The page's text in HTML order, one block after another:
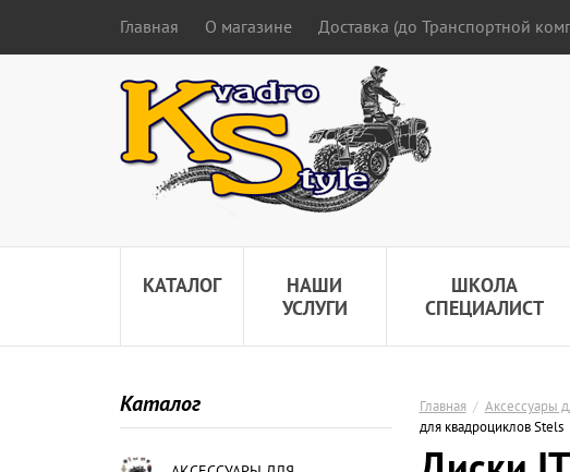
Главная О магазине Доставка (до Транспортной
КАТАЛОГ
НАШИ
УСЛУГИ
ШКОЛА
СПЕЦИАЛИСТ
Каталог Главная / Аксессуары
для квадроциклов Stels